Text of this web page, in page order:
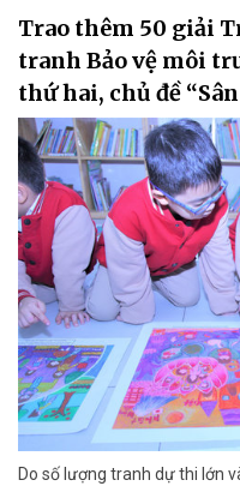
Trao thêm 50 giải
tranh Bảo vệ môi
thứ hai, chủ đề
Do số lượng tranh dự thi lớn